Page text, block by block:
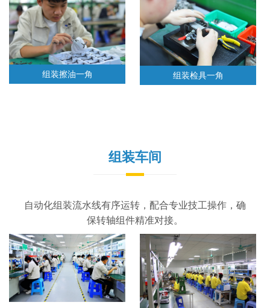
组装擦油一角 组装检具一角
组装车间
自动化组装流水线有序运转，配合专业技工操作，确
保转轴组件精准对接。